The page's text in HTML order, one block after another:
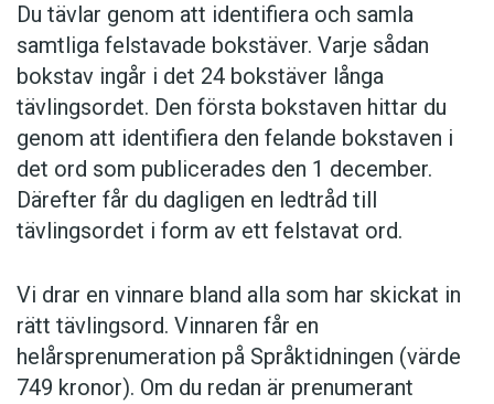
Du tävlar genom att identifiera och samla
samtliga felstavade bokstäver. Varje sådan
bokstav ingår i det 24 bokstäver långa
tävlingsordet. Den första bokstaven hittar du
genom att identifiera den felande bokstaven i
det ord som publicerades den 1 december.
Därefter får du dagligen en ledtråd till
tävlingsordet i form av ett felstavat ord.
Vi drar en vinnare bland alla som har skickat in
rätt tävlingsord. Vinnaren får en
helårsprenumeration på Språktidningen (värde
749 kronor). Om du redan är prenumerant